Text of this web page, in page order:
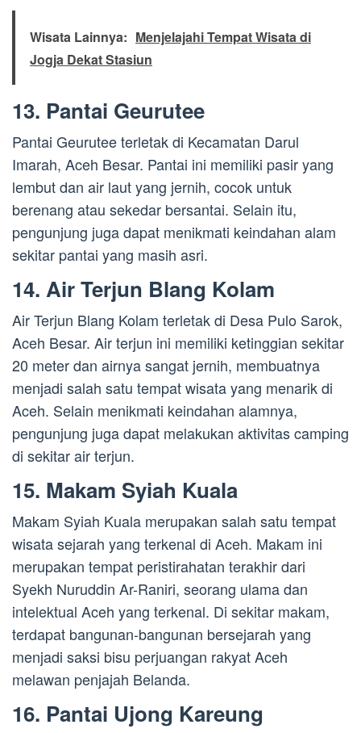
Wisata Lainnya: Menjelajahi Tempat Wisata di
Jogja Dekat Stasiun
13. Pantai Geurutee
Pantai Geurutee terletak di Kecamatan Darul
Imarah, Aceh Besar. Pantai ini memiliki pasir yang
lembut dan air laut yang jernih, cocok untuk
berenang atau sekedar bersantai. Selain itu,
pengunjung juga dapat menikmati keindahan alam
sekitar pantai yang masih asri.
14. Air Terjun Blang Kolam
Air Terjun Blang Kolam terletak di Desa Pulo Sarok,
Aceh Besar. Air terjun ini memiliki ketinggian sekitar
20 meter dan airnya sangat jernih, membuatnya
menjadi salah satu tempat wisata yang menarik di
Aceh. Selain menikmati keindahan alamnya,
pengunjung juga dapat melakukan aktivitas camping
di sekitar air terjun.
15. Makam Syiah Kuala
Makam Syiah Kuala merupakan salah satu tempat
wisata sejarah yang terkenal di Aceh. Makam ini
merupakan tempat peristirahatan terakhir dari
Syekh Nuruddin Ar-Raniri, seorang ulama dan
intelektual Aceh yang terkenal. Di sekitar makam,
terdapat bangunan-bangunan bersejarah yang
menjadi saksi bisu perjuangan rakyat Aceh
melawan penjajah Belanda.
16. Pantai Ujong Kareung